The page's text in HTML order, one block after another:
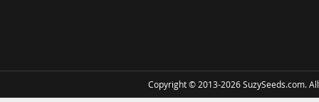
Copyright © 2013-2026 SuzySeeds.com.